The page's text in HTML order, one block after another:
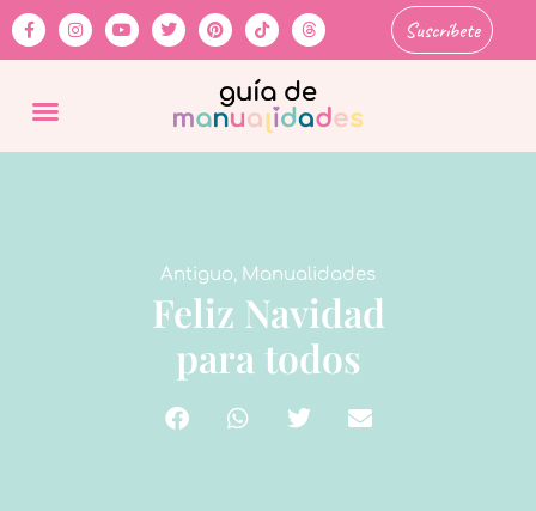
Suscríbete
Antiguo, Manualidades
Feliz Navidad
para todos